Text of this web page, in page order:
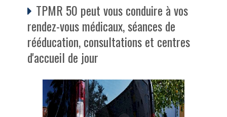
TPMR 50 peut vous conduire à vos
rendez-vous médicaux, séances de
rééducation, consultations et centres
d'accueil de jour